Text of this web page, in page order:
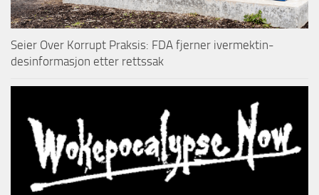
Seier Over Korrupt Praksis: FDA fjerner ivermektin-
desinformasjon etter rettssak